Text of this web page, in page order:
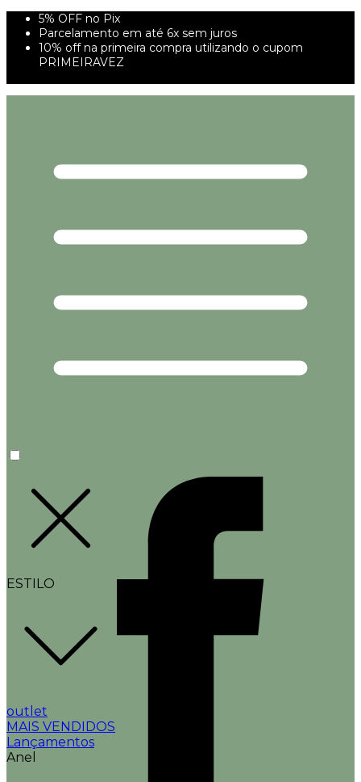
5% OFF no Pix
Parcelamento em até 6x sem juros
10% off na primeira compra utilizando o cupom
PRIMEIRAVEZ
ESTILO
outlet
MAIS VENDIDOS
Lançamentos
Anel